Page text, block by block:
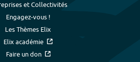
et Collectivités
Engagez-vous !
Les Thèmes Elix
Elix académie
Faire un don